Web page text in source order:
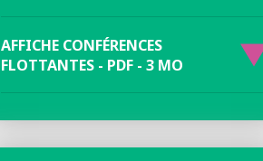
AFFICHE CONFÉRENCES
FLOTTANTES - PDF - 3 MO